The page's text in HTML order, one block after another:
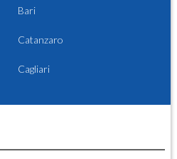
Bari
Catanzaro
Cagliari